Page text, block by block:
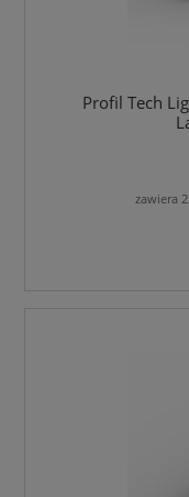
Profil Tech
zawiera